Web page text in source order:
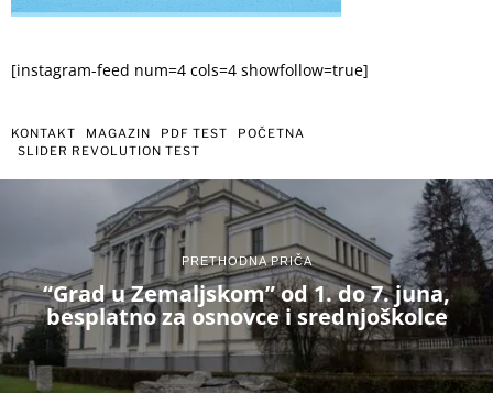
[instagram-feed num=4 cols=4 showfollow=true]
KONTAKT MAGAZIN PDF TEST
POČETNA
SLIDER REVOLUTION TEST
PRETHODNA PRIČA
“Grad u Zemaljskom” od 1. do 7. juna,
besplatno za osnovce i srednjoškolce